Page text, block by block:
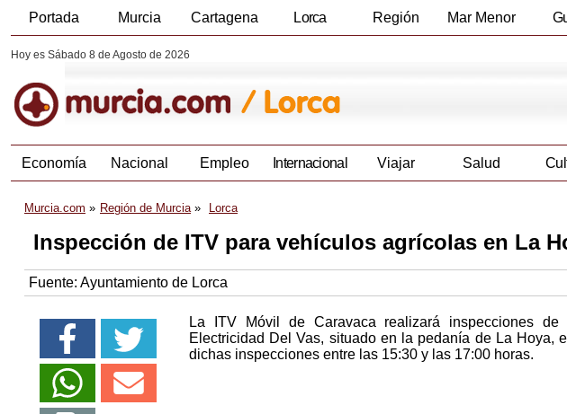
Portada Murcia Cartagena Lorca Región Mar Menor
Hoy es Sábado 8 de Agosto de 2026
Economía Nacional Empleo Internacional Viajar Salud
Murcia.com Región de Murcia Lorca
Inspección de ITV para vehículos agrícolas en La
Fuente: Ayuntamiento de Lorca
La ITV Móvil de Caravaca realizará inspecciones
Electricidad Del Vas, situado en la pedanía de La Hoya,
dichas inspecciones entre las 15:30 y las 17:00 horas.